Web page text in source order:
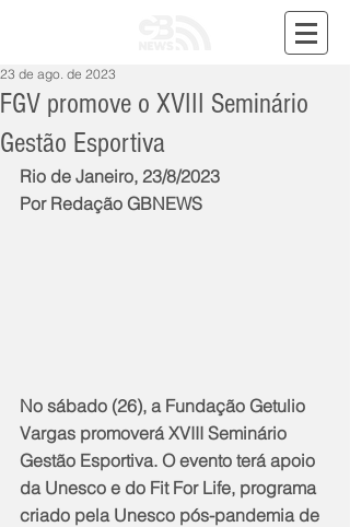
FGV promove o XVIII Seminário
Gestão Esportiva
23 de ago. de 2023
Rio de Janeiro, 23/8/2023
Por Redação GBNEWS
No sábado (26), a Fundação Getulio
Vargas promoverá XVIII Seminário
Gestão Esportiva. O evento terá apoio
da Unesco e do Fit For Life, programa
criado pela Unesco pós-pandemia de